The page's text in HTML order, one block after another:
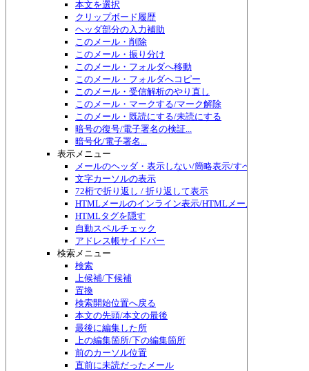
本文を選択
クリップボード履歴
ヘッダ部分の入力補助
このメール・削除
このメール・振り分け
このメール・フォルダへ移動
このメール・フォルダへコピー
このメール・受信解析のやり直し
このメール・マークする/マーク解除
このメール・既読にする/未読にする
暗号の復号/電子署名の検証...
暗号化/電子署名...
表示メニュー
メールのヘッダ・表示しない/簡略表示/すべて表示/切り
文字カーソルの表示
72桁で折り返し / 折り返して表示
HTMLメールのインライン表示/HTMLメール編集
HTMLタグを隠す
自動スペルチェック
アドレス帳サイドバー
検索メニュー
検索
上候補/下候補
置換
検索開始位置へ戻る
本文の先頭/本文の最後
最後に編集した所
上の編集箇所/下の編集箇所
前のカーソル位置
直前に未読だったメール